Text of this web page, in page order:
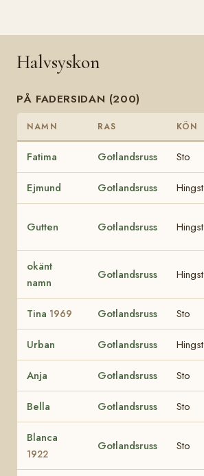
Halvsyskon
PÅ FADERSIDAN (200)
NAMN RAS KÖN
Fatima Gotlandsruss Sto
Ejmund Gotlandsruss Hingst
Gutten Gotlandsruss Hingst
okänt
namn
Gotlandsruss Hingst
Tina 1969 Gotlandsruss Sto
Urban Gotlandsruss Hingst
Anja Gotlandsruss Sto
Bella Gotlandsruss Sto
Blanca
1922
Gotlandsruss Sto